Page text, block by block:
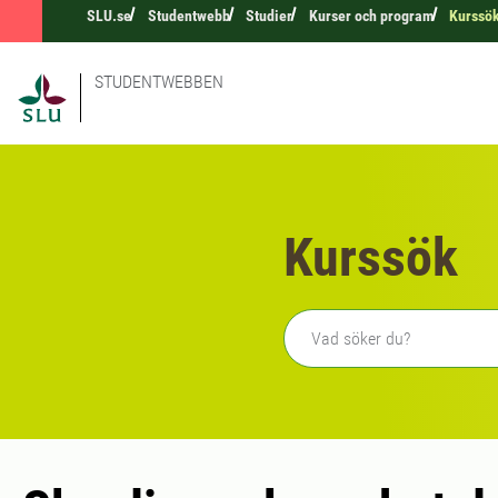
SLU.se Studentwebb Studier Kurser och program
STUDENTWEBBEN
Kurssök
Fritext sökning